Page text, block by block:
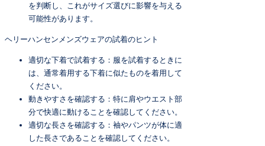
を判断し、これがサイズ選びに影響を与える
可能性があります。
ヘリーハンセンメンズウェアの試着のヒント
適切な下着で試着する：服を試着するときに
は、通常着用する下着に似たものを着用して
ください。
動きやすさを確認する：特に肩やウエスト部
分で快適に動けることを確認してください。
適切な長さを確認する：袖やパンツが体に適
した長さであることを確認してください。